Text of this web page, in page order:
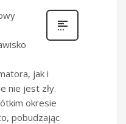
jak i
nie jest zły.
okresie
pobudzając